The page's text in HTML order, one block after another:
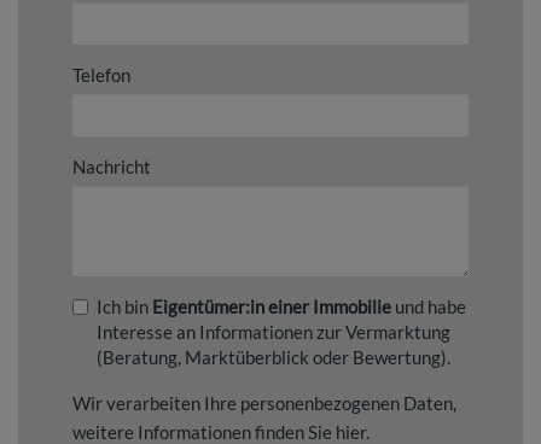
Telefon
Nachricht
Ich bin Eigentümer:in einer Immobilie und habe
Interesse an Informationen zur Vermarktung
(Beratung, Marktüberblick oder Bewertung).
Wir verarbeiten Ihre personenbezogenen Daten,
weitere Informationen finden Sie hier.